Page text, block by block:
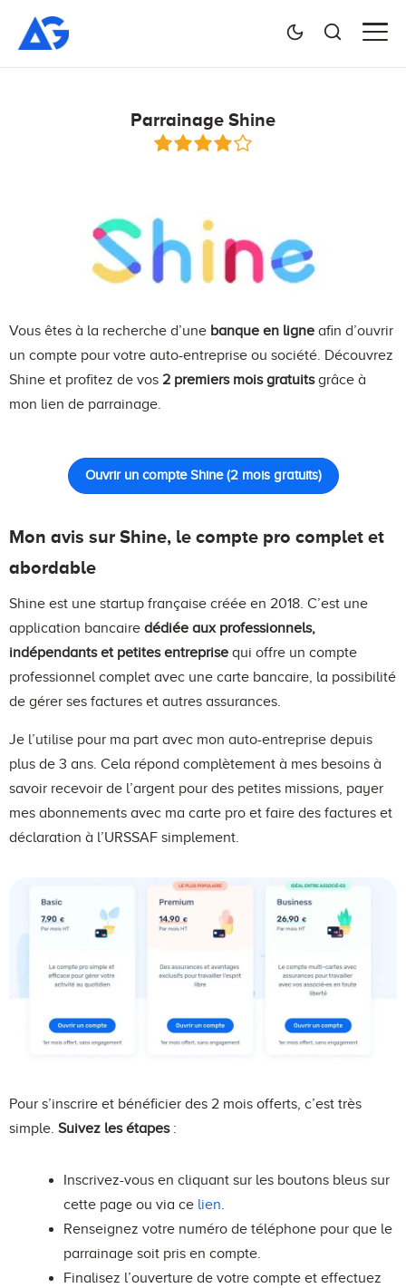
Parrainage Shine
Vous êtes à la recherche d’une banque en ligne afin d’ouvrir
un compte pour votre auto-entreprise ou société. Découvrez
Shine et profitez de vos 2 premiers mois gratuitsgrâce à
mon lien de parrainage.
Ouvrir un compte Shine (2 mois gratuits)
Mon avis sur Shine, le compte pro complet et
abordable
Shine est une startup française créée en 2018. C’est une
application bancaire dédiée aux professionnels,
indépendants et petites entreprise qui offre un compte
professionnel complet avec une carte bancaire, la possibilité
de gérer ses factures et autres assurances.
Je l’utilise pour ma part avec mon auto-entreprise depuis
plus de 3 ans. Cela répond complètement à mes besoins à
savoir recevoir de l’argent pour des petites missions, payer
mes abonnements avec ma carte pro et faire des factures et
déclaration à l’URSSAF simplement.
Pour s’inscrire et bénéficier des 2 mois offerts, c’est très
simple. Suivez les étapes:
Inscrivez-vous en cliquant sur les boutons bleus sur
cette page ou via ce lien.
Renseignez votre numéro de téléphone pour que le
parrainage soit pris en compte.
Finalisez l’ouverture de votre compte et effectuez